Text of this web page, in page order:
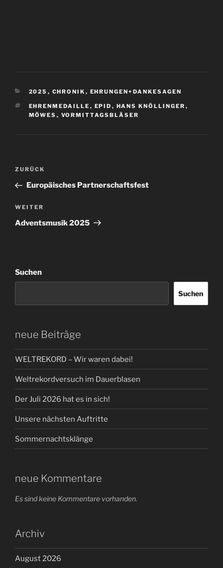
KATEGORIEN
2025 , CHRONIK , EHRUNGEN+DANKESAGEN
SCHLAGWÖRTER
EHRENMEDAILLE , EPID , HANS KNÖLLINGER ,
MÖWES , VORMITTAGSBLÄSER
Beitragsnavigation
Vorheriger
Beitrag
ZURÜCK
Europäisches Partnerschaftsfest
Nächster
Beitrag
WEITER
Adventsmusik 2025
Suchen
Suchen
neue Beiträge
WELTREKORD – Wir waren dabei!
Weltrekordversuch im Dauerblasen
Der Juli 2026 hat es in sich!
Unsere nächsten Auftritte
Sommernachtsklänge
neue Kommentare
Es sind keine Kommentare vorhanden.
Archiv
August 2026